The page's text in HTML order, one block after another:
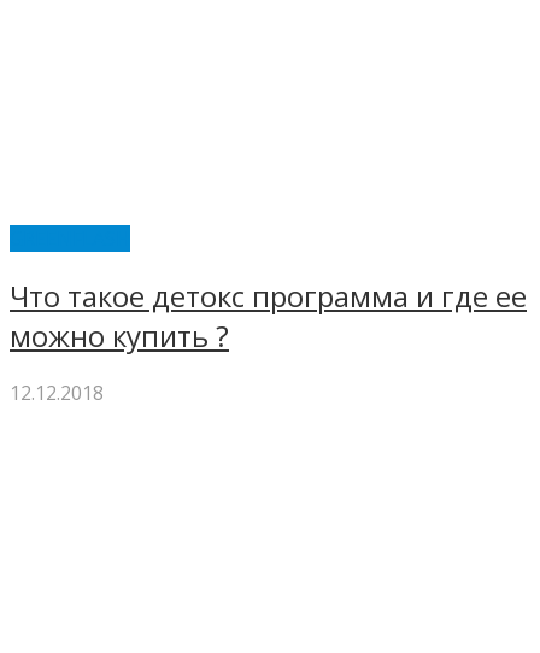
Что такое детокс программа и где ее
можно купить ?
12.12.2018